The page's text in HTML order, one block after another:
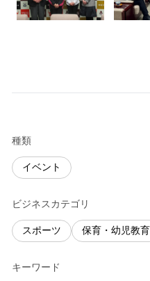
種類
イベント
ビジネスカテゴリ
スポーツ 保育・幼児教育
キーワード